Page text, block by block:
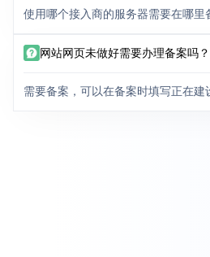
使用哪个接入商的服务器需要在哪里
网站网页未做好需要办理备案吗？
需要备案，可以在备案时填写正在建